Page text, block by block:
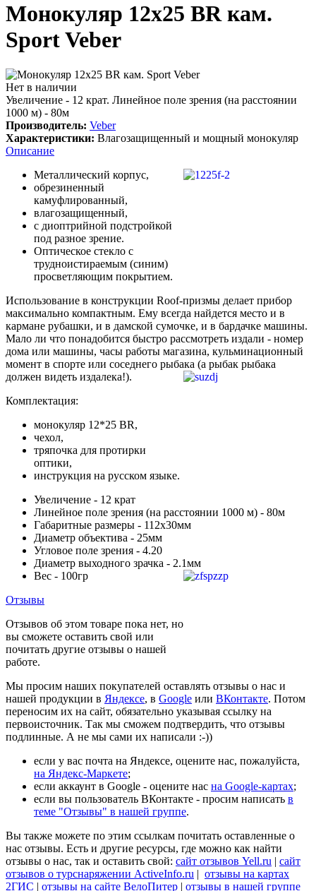
Монокуляр 12х25 BR кам.
Sport Veber
Нет в наличии
Увеличение - 12 крат. Линейное поле зрения (на расстоянии
1000 м) - 80м
Производитель: Veber
Характеристики: Влагозащищенный и мощный монокуляр
Описание
Металлический корпус,
обрезиненный
камуфлированный,
влагозащищенный,
с диоптрийной подстройкой
под разное зрение.
Оптическое стекло с
трудноистираемым (синим)
просветляющим покрытием.
Использование в конструкции Roof-призмы делает прибор
максимально компактным. Ему всегда найдется место и в
кармане рубашки, и в дамской сумочке, и в бардачке машины.
Мало ли что понадобится быстро рассмотреть издали - номер
дома или машины, часы работы магазина, кульминационный
момент в спорте или соседнего рыбака (а рыбак рыбака
должен видеть издалека!).
Комплектация:
монокуляр 12*25 BR,
чехол,
тряпочка для протирки
оптики,
инструкция на русском языке.
Увеличение - 12 крат
Линейное поле зрения (на расстоянии 1000 м) - 80м
Габаритные размеры - 112x30мм
Диаметр объектива - 25мм
Угловое поле зрения - 4.20
Диаметр выходного зрачка - 2.1мм
Вес - 100гр
Отзывы
Отзывов об этом товаре пока нет, но
вы сможете оставить свой или
почитать другие отзывы о нашей
работе.
Мы просим наших покупателей оставлять отзывы о нас и
нашей продукции в Яндексе, в Google или ВКонтакте. Потом
переносим их на сайт, обязательно указывая ссылку на
первоисточник. Так мы сможем подтвердить, что отзывы
подлинные. А не мы сами их написали :-))
если у вас почта на Яндексе, оцените нас, пожалуйста,
на Яндекс-Маркете;
если аккаунт в Google - оцените нас на Google-картах;
если вы пользователь ВКонтакте - просим написать в
теме "Отзывы" в нашей группе.
Вы также можете по этим ссылкам почитать оставленные о
нас отзывы. Есть и другие ресурсы, где можно как найти
отзывы о нас, так и оставить свой: сайт отзывов Yell.ru | сайт
отзывов о турснаряжении ActiveInfo.ru | отзывы на картах
2ГИС | отзывы на сайте ВелоПитер | отзывы в нашей группе